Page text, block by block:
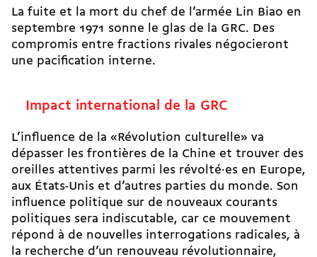
La fuite et la mort du chef de l’armée Lin Biao en
septembre 1971 sonne le glas de la GRC. Des
compromis entre fractions rivales négocieront
une pacification interne.
Impact international de la GRC
L’influence de la «Révolution culturelle» va
dépasser les frontières de la Chine et trouver des
oreilles attentives parmi les révolté·es en Europe,
aux États-Unis et d’autres parties du monde. Son
influence politique sur de nouveaux courants
politiques sera indiscutable, car ce mouvement
répond à de nouvelles interrogations radicales, à
la recherche d’un renouveau révolutionnaire,